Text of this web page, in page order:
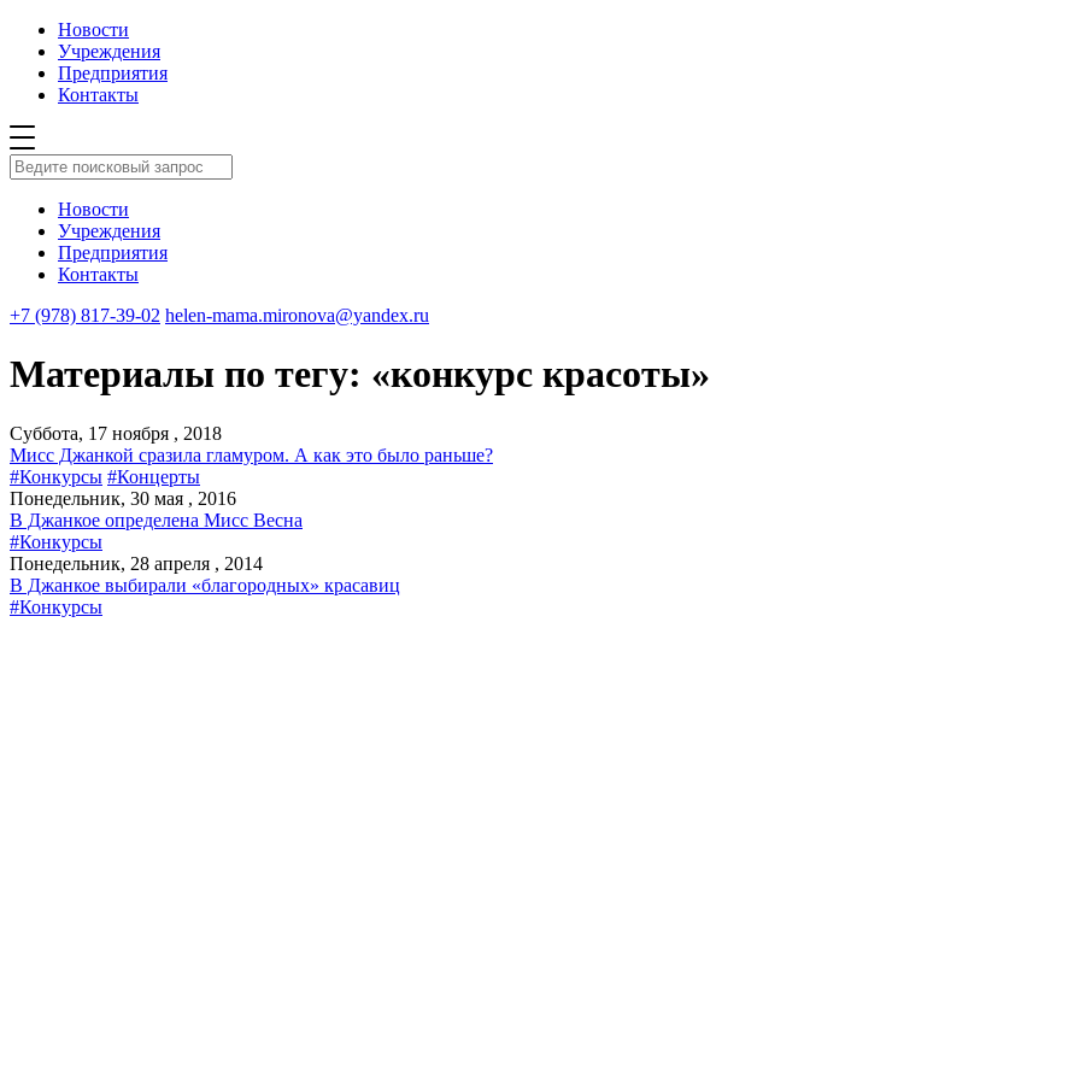
Новости
Учреждения
Предприятия
Контакты
Новости
Учреждения
Предприятия
Контакты
+7 (978) 817-39-02 helen-mama.mironova@yandex.ru
Материалы по тегу: «конкурс красоты»
Суббота, 17 ноября , 2018
Мисс Джанкой сразила гламуром. А как это было раньше?
#Конкурсы #Концерты
Понедельник, 30 мая , 2016
В Джанкое определена Мисс Весна
#Конкурсы
Понедельник, 28 апреля , 2014
В Джанкое выбирали «благородных» красавиц
#Конкурсы